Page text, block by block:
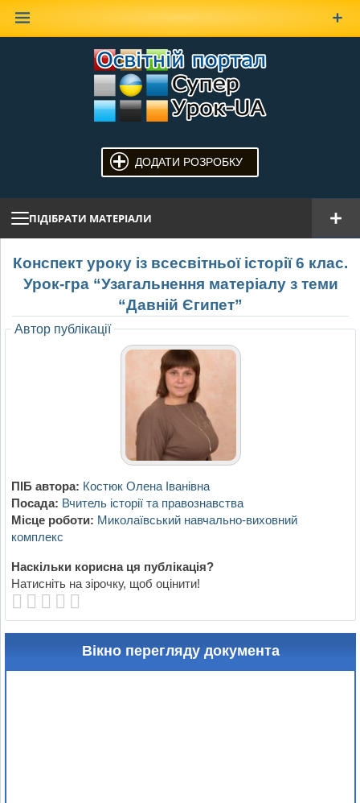
ДОДАТИ РОЗРОБКУ
ПІДІБРАТИ МАТЕРІАЛИ
Конспект уроку із всесвітньої історії 6 клас.
Урок-гра “Узагальнення матеріалу з теми
“Давній Єгипет”
Автор публікації
ПІБ автора: Костюк Олена Іванівна
Посада: Вчитель історії та правознавства
Місце роботи: Миколаївський навчально-виховний
комплекс
Наскільки корисна ця публікація?
Натисніть на зірочку, щоб оцінити!
Вікно перегляду документа